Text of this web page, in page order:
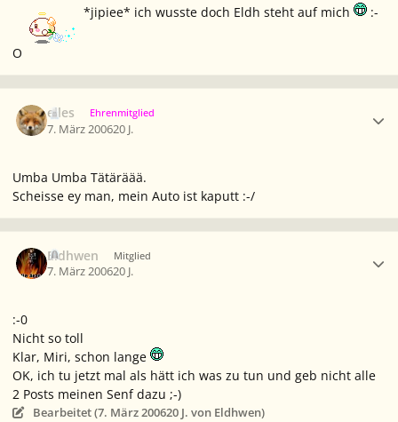
*jipiee* ich wusste doch Eldh steht auf mich
:-
O
elles Ehrenmitglied
7. März 200620 J.
Umba Umba Tätäräää.
Scheisse ey man, mein Auto ist kaputt :-/
Eldhwen Mitglied
7. März 200620 J.
:-0
Nicht so toll
Klar, Miri, schon lange
OK, ich tu jetzt mal als hätt ich was zu tun und geb nicht alle
2 Posts meinen Senf dazu ;-)
Bearbeitet (7. März 200620 J. von Eldhwen)